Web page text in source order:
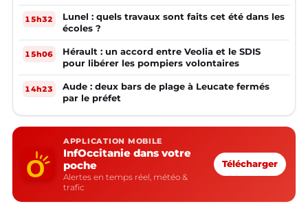
15h32
Lunel : quels travaux sont faits cet été dans les
écoles ?
15h06
Hérault : un accord entre Veolia et le SDIS
pour libérer les pompiers volontaires
14h23
Aude : deux bars de plage à Leucate fermés
par le préfet
APPLICATION MOBILE
InfOccitanie dans votre
poche
Alertes en temps réel, météo &
trafic
Télécharger